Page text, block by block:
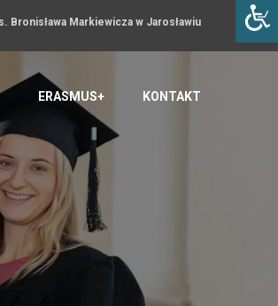
Bronisława Markiewicza w Jarosławiu
ERASMUS+ KONTAKT